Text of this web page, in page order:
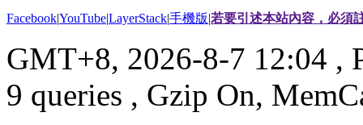
Facebook|YouTube|LayerStack|手機版|若要引述本站內容，必須
GMT+8, 2026-8-7 12:04 ,
9 queries , Gzip On,